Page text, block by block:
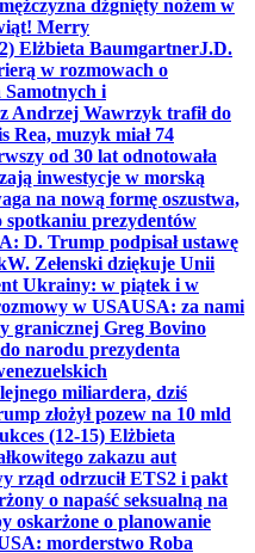
dźgnięty nożem w
Merry
Elżbieta BaumgartnerJ.D.
w rozmowach o
i
Andrzej Wawrzyk trafił do
Rea, muzyk miał 74
od 30 lat odnotowała
inwestycje w morską
na nową formę oszustwa,
spotkaniu prezydentów
D. Trump podpisał ustawę
W. Zełenski dziękuje Unii
Ukrainy: w piątek i w
w USAUSA: za nami
granicznej Greg Bovino
narodu prezydenta
miliardera, dziś
złożył pozew na 10 mld
(12-15) Elżbieta
zakazu aut
rząd odrzucił ETS2 i pakt
o napaść seksualną na
oskarżone o planowanie
morderstwo Roba